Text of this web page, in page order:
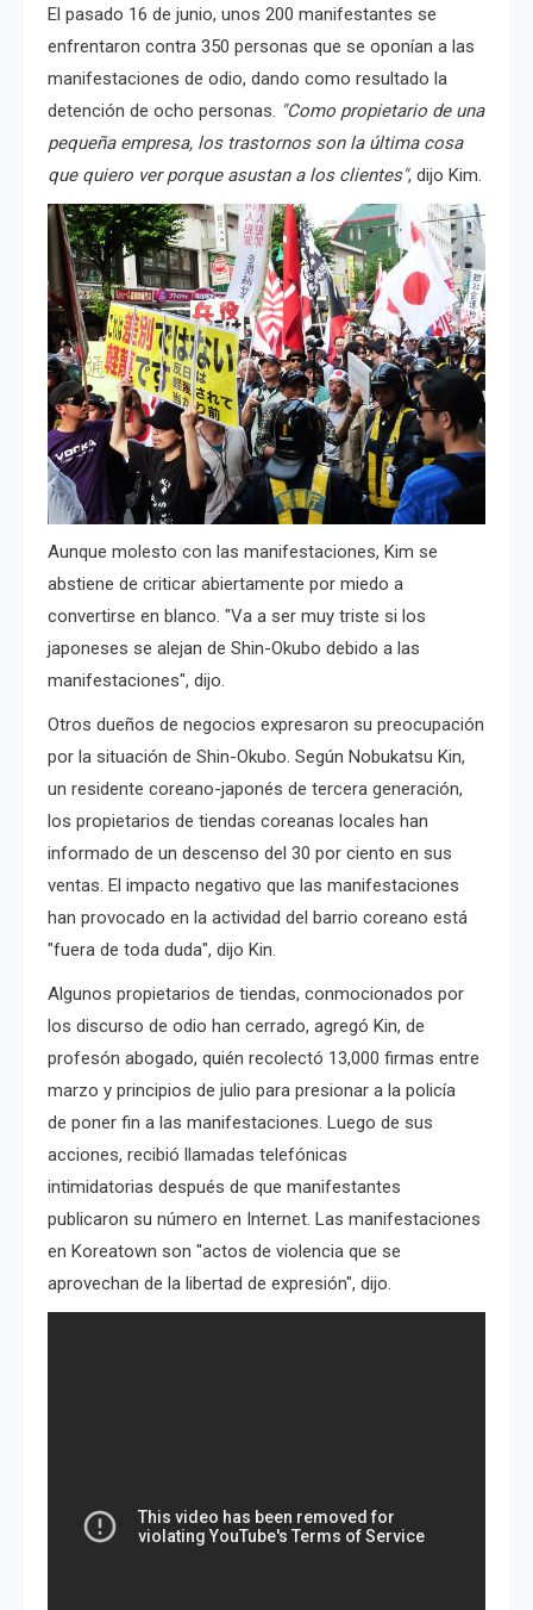
El pasado 16 de junio, unos 200 manifestantes se
enfrentaron contra 350 personas que se oponían a las
manifestaciones de odio, dando como resultado la
detención de ocho personas. "Como propietario de una
pequeña empresa, los trastornos son la última cosa
que quiero ver porque asustan a los clientes", dijo Kim.
Aunque molesto con las manifestaciones, Kim se
abstiene de criticar abiertamente por miedo a
convertirse en blanco. "Va a ser muy triste si los
japoneses se alejan de Shin-Okubo debido a las
manifestaciones", dijo.
Otros dueños de negocios expresaron su preocupación
por la situación de Shin-Okubo. Según Nobukatsu Kin,
un residente coreano-japonés de tercera generación,
los propietarios de tiendas coreanas locales han
informado de un descenso del 30 por ciento en sus
ventas. El impacto negativo que las manifestaciones
han provocado en la actividad del barrio coreano está
"fuera de toda duda", dijo Kin.
Algunos propietarios de tiendas, conmocionados por
los discurso de odio han cerrado, agregó Kin, de
profesón abogado, quién recolectó 13,000 firmas entre
marzo y principios de julio para presionar a la policía
de poner fin a las manifestaciones. Luego de sus
acciones, recibió llamadas telefónicas
intimidatorias después de que manifestantes
publicaron su número en Internet. Las manifestaciones
en Koreatown son "actos de violencia que se
aprovechan de la libertad de expresión", dijo.